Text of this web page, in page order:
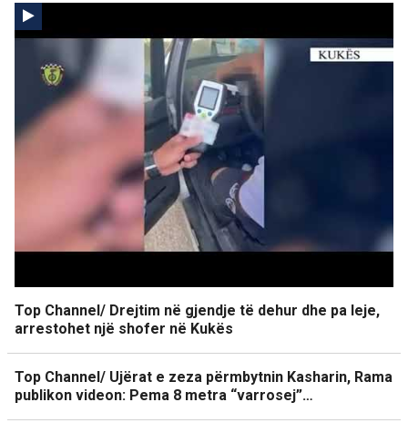
Top Channel/ Drejtim në gjendje të dehur dhe pa leje,
arrestohet një shofer në Kukës
Top Channel/ Ujërat e zeza përmbytnin Kasharin, Rama
publikon videon: Pema 8 metra “varrosej”…